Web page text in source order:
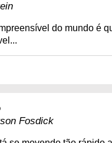
do mundo é
Fosdick